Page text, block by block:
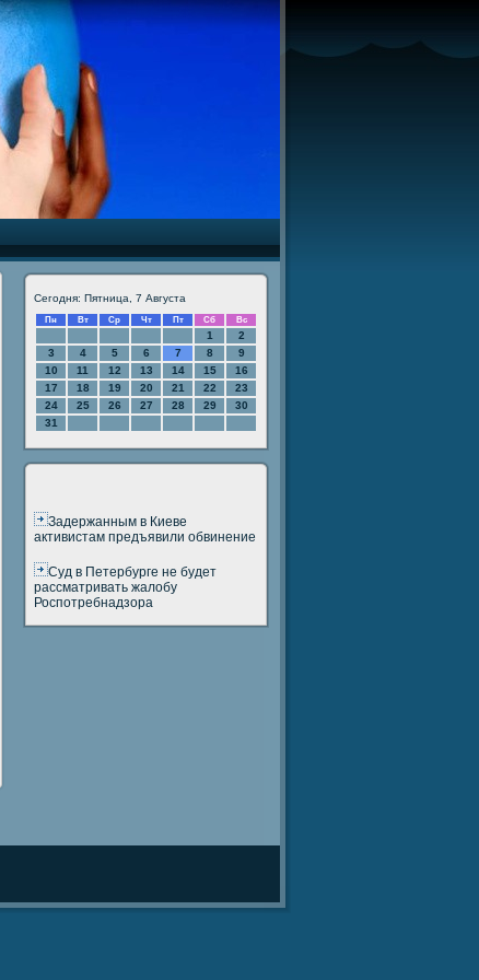
Сегодня: Пятница, 7 Августа
Пн Вт Ср Чт Пт Сб Вс
1
2
3
4 5 6 7 8
9
10
11 12 13 14 15
16
17
18 19 20 21 22
23
24
25 26 27 28 29
30
31
Задержанным в Киеве
активистам предъявили обвинение
Суд в Петербурге не будет
рассматривать жалобу
Роспотребнадзора